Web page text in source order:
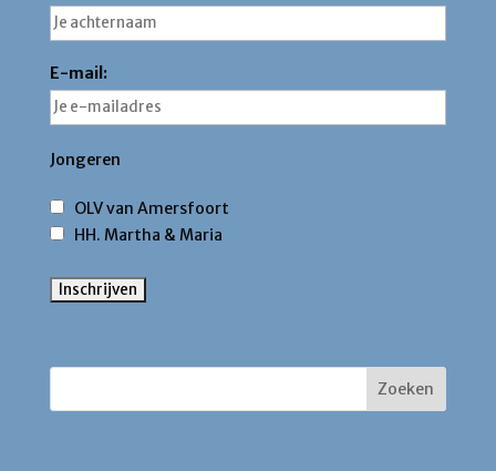
E-mail:
Jongeren
OLV van Amersfoort
HH. Martha & Maria